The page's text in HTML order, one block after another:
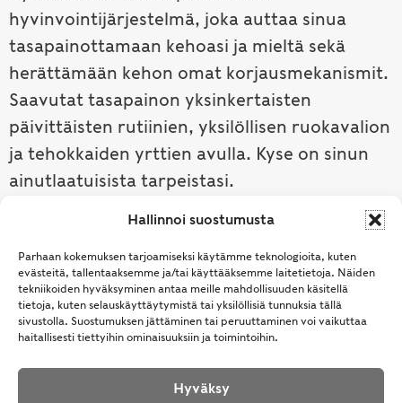
Hallinnoi suostumusta
Parhaan kokemuksen tarjoamiseksi käytämme teknologioita, kuten
evästeitä, tallentaaksemme ja/tai käyttääksemme laitetietoja. Näiden
tekniikoiden hyväksyminen antaa meille mahdollisuuden käsitellä
tietoja, kuten selauskäyttäytymistä tai yksilöllisiä tunnuksia tällä
sivustolla. Suostumuksen jättäminen tai peruuttaminen voi vaikuttaa
haitallisesti tiettyihin ominaisuuksiin ja toimintoihin.
Hyväksy
hyvinvointijärjestelmä, joka auttaa sinua
tasapainottamaan kehoasi ja mieltä sekä
herättämään kehon omat korjausmekanismit.
Saavutat tasapainon yksinkertaisten
päivittäisten rutiinien, yksilöllisen ruokavalion
ja tehokkaiden yrttien avulla. Kyse on sinun
ainutlaatuisista tarpeistasi.
Tutustu ayurvedaan →